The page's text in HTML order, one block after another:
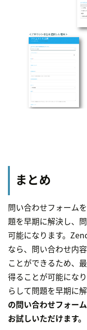
まとめ
問い合わせフォーム
題を早期に解決し、
可能になります。
なら、問い合わせ内
ことができるため、
得ることが可能にな
らして問題を早期に
の問い合わせフォー
お試しいただけます。